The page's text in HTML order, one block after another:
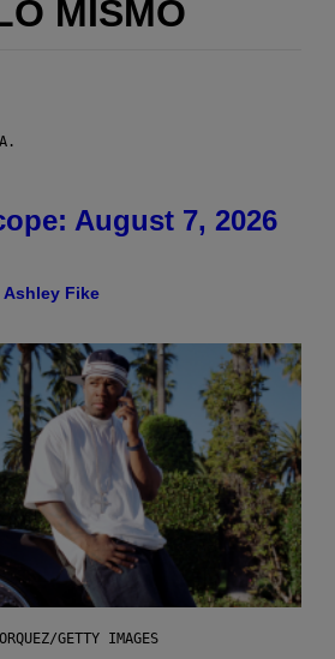
MISMO
August 7, 2026
Ashley Fike
GETTY IMAGES